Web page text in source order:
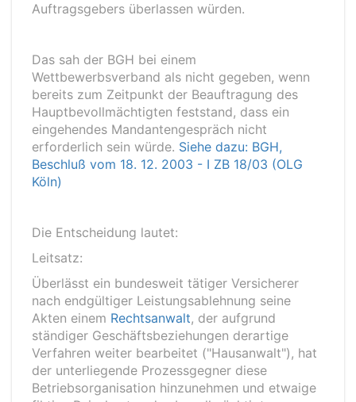
Auftragsgebers überlassen würden.
Das sah der BGH bei einem
Wettbewerbsverband als nicht gegeben, wenn
bereits zum Zeitpunkt der Beauftragung des
Hauptbevollmächtigten feststand, dass ein
eingehendes Mandantengespräch nicht
erforderlich sein würde. Siehe dazu: BGH,
Beschluß vom 18. 12. 2003 - I ZB 18/03 (OLG
Köln)
Die Entscheidung lautet:
Leitsatz:
Überlässt ein bundesweit tätiger Versicherer
nach endgültiger Leistungsablehnung seine
Akten einem Rechtsanwalt, der aufgrund
ständiger Geschäftsbeziehungen derartige
Verfahren weiter bearbeitet ("Hausanwalt"), hat
der unterliegende Prozessgegner diese
Betriebsorganisation hinzunehmen und etwaige